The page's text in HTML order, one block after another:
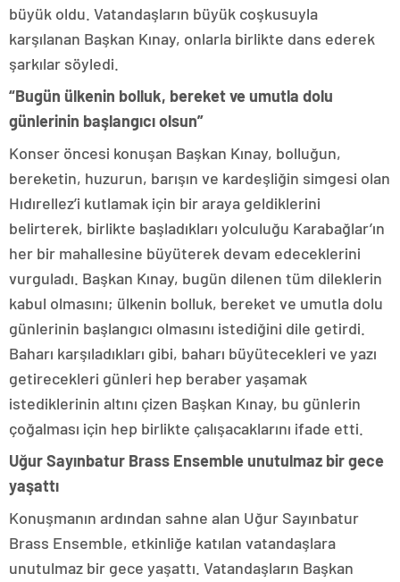
büyük oldu. Vatandaşların büyük coşkusuyla
karşılanan Başkan Kınay, onlarla birlikte dans ederek
şarkılar söyledi.
“Bugün ülkenin bolluk, bereket ve umutla dolu
günlerinin başlangıcı olsun”
Konser öncesi konuşan Başkan Kınay, bolluğun,
bereketin, huzurun, barışın ve kardeşliğin simgesi olan
Hıdırellez’i kutlamak için bir araya geldiklerini
belirterek, birlikte başladıkları yolculuğu Karabağlar’ın
her bir mahallesine büyüterek devam edeceklerini
vurguladı. Başkan Kınay, bugün dilenen tüm dileklerin
kabul olmasını; ülkenin bolluk, bereket ve umutla dolu
günlerinin başlangıcı olmasını istediğini dile getirdi.
Baharı karşıladıkları gibi, baharı büyütecekleri ve yazı
getirecekleri günleri hep beraber yaşamak
istediklerinin altını çizen Başkan Kınay, bu günlerin
çoğalması için hep birlikte çalışacaklarını ifade etti.
Uğur Sayınbatur Brass Ensemble unutulmaz bir gece
yaşattı
Konuşmanın ardından sahne alan Uğur Sayınbatur
Brass Ensemble, etkinliğe katılan vatandaşlara
unutulmaz bir gece yaşattı. Vatandaşların Başkan